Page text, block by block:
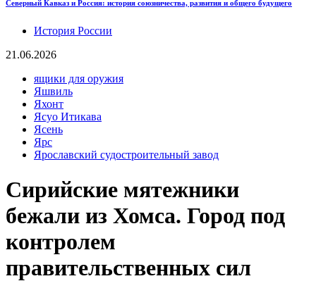
Северный Кавказ и Россия: история союзничества, развития и общего будущего
История России
21.06.2026
ящики для оружия
Яшвиль
Яхонт
Ясуо Итикава
Ясень
Ярс
Ярославский судостроительный завод
Сирийские мятежники
бежали из Хомса. Город под
контролем
правительственных сил